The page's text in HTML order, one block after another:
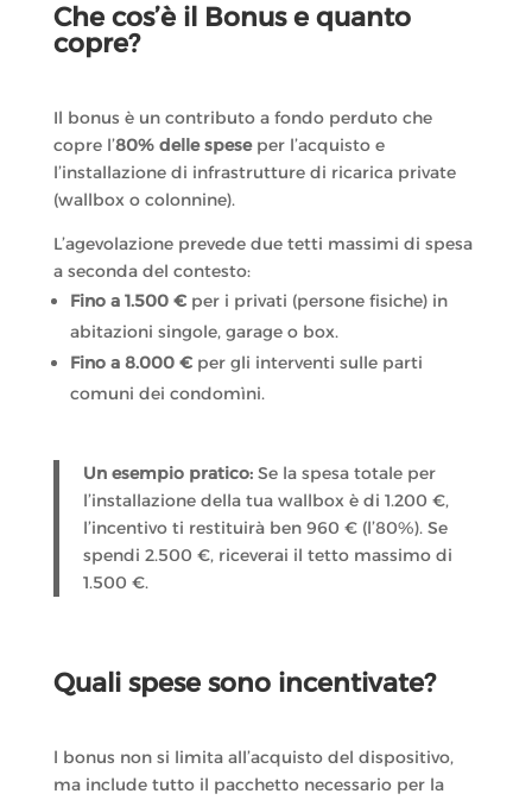
Che cos’è il Bonus e quanto
copre?
Il bonus è un contributo a fondo perduto che
copre l’80% delle speseper l’acquisto e
l’installazione di infrastrutture di ricarica private
(wallbox o colonnine).
L’agevolazione prevede due tetti massimi di spesa
a seconda del contesto:
Fino a 1.500 €per i privati (persone fisiche) in
abitazioni singole, garage o box.
Fino a 8.000 €per gli interventi sulle parti
comuni dei condomìni.
Un esempio pratico:Se la spesa totale per
l’installazione della tua wallbox è di 1.200 €,
l’incentivo ti restituirà ben 960 € (l’80%). Se
spendi 2.500 €, riceverai il tetto massimo di
1.500 €.
Quali spese sono incentivate?
l bonus non si limita all’acquisto del dispositivo,
ma include tutto il pacchetto necessario per la